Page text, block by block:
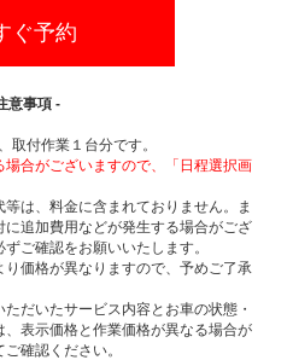
ぐ予約
意事項 -
取付作業１台分です。
合がございますので、「日程選択画
は、料金に含まれておりません。ま
追加費用などが発生する場合がござ
ご確認をお願いいたします。
価格が異なりますので、予めご了承
だいたサービス内容とお車の状態・
表示価格と作業価格が異なる場合が
確認ください。